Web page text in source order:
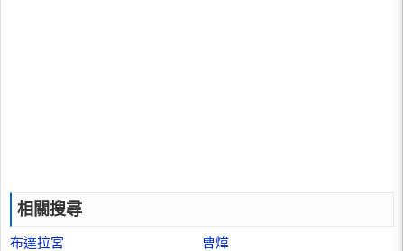
相關搜尋
布達拉宮
曹煒